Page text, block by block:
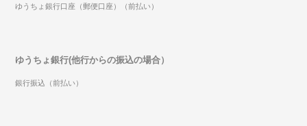
ゆうちょ銀行口座（郵便口座）（前払い）
ゆうちょ銀行(他行からの振込の場合）
銀行振込（前払い）